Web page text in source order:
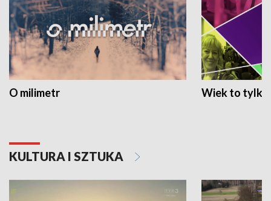
O milimetr Wiek to tylko
KULTURA I SZTUKA